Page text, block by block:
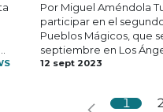
Por Miguel Améndola
participar en el
Pueblos Mágicos, que
septiembre en Los
12 sept 2023
1